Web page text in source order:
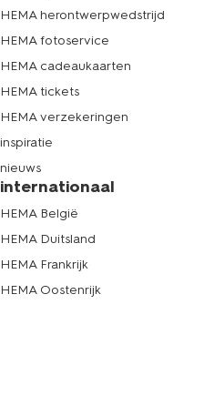
HEMA herontwerpwedstrijd
HEMA fotoservice
HEMA cadeaukaarten
HEMA tickets
HEMA verzekeringen
inspiratie
nieuws
internationaal
HEMA België
HEMA Duitsland
HEMA Frankrijk
HEMA Oostenrijk